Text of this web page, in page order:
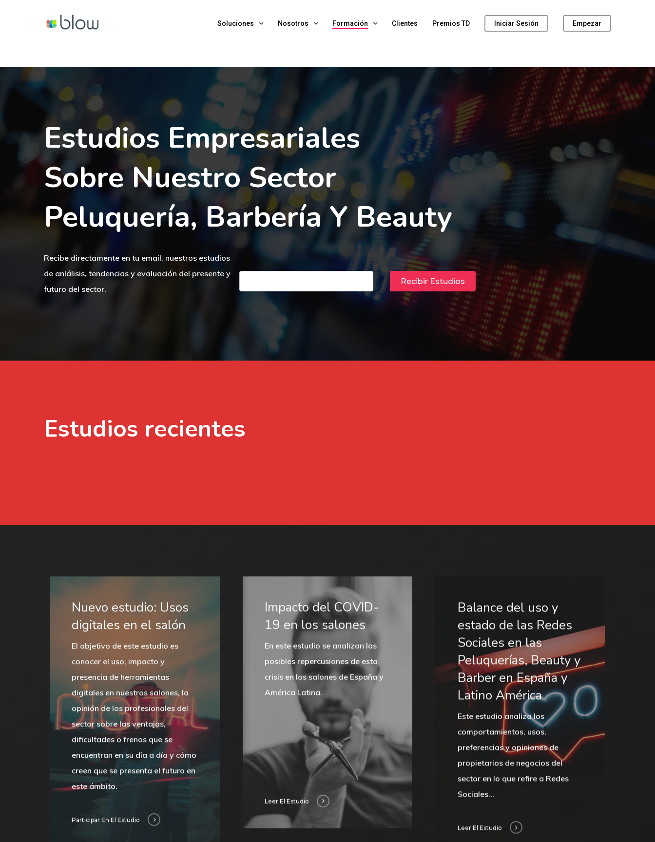
Soluciones Nosotros Formación Clientes Premios TD Iniciar Sesión Empezar
Estudios Empresariales
Sobre Nuestro Sector
Peluquería, Barbería Y Beauty
Recibe directamente en tu email, nuestros estudios
de anlálisis, tendencias y evaluación del presente y
futuro del sector.
Estudios recientes
Nuevo estudio: Usos
digitales en el salón
El objetivo de este estudio es
conocer el uso, impacto y
presencia de herramientas
digitales en nuestros salones, la
opinión de los profesionales del
sector sobre las ventajas,
dificultades o frenos que se
encuentran en su día a día y cómo
creen que se presenta el futuro en
este ámbito.
Participar En El Estudio
Impacto del COVID-
19 en los salones
En este estudio se analizan las
posibles repercusiones de esta
crisis en los salones de España y
América Latina.
Leer El Estudio
Balance del uso y
estado de las Redes
Sociales en las
Peluquerías, Beauty y
Barber en España y
Latino América
Este estudio analiza los
comportamientos, usos,
preferencias y opiniones de
propietarios de negocios del
sector en lo que refire a Redes
Sociales…
Leer El Estudio